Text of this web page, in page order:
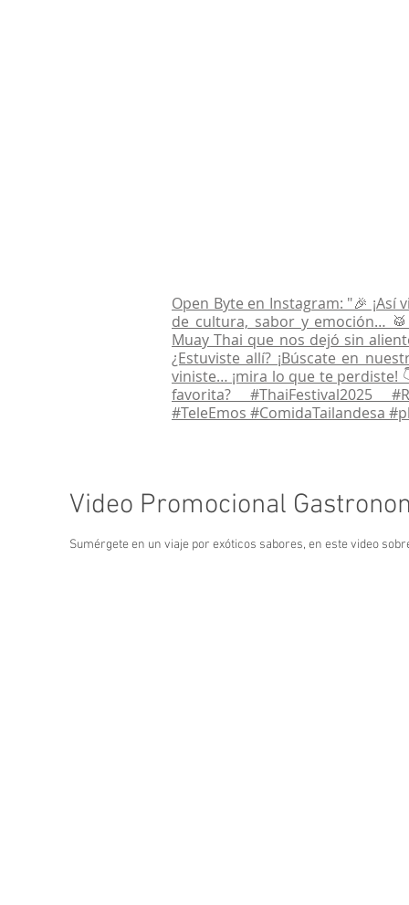
Open Byte en Instagram: "🎉 ¡Así
de cultura, sabor y emoción…
Muay Thai que nos dejó sin
¿Estuviste allí? ¡Búscate en
viniste… ¡mira lo que te perdiste!
favorita? #ThaiFestival2025
#TeleEmos #ComidaTailandesa
Video Promocional
Sumérgete en un viaje por exóticos sabores, en este video